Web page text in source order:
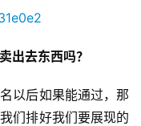
出去东西吗？
以后如果能通过，那
们排好我们要展现的